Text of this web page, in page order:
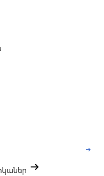
arrow_right_alt
arrow_right_alt